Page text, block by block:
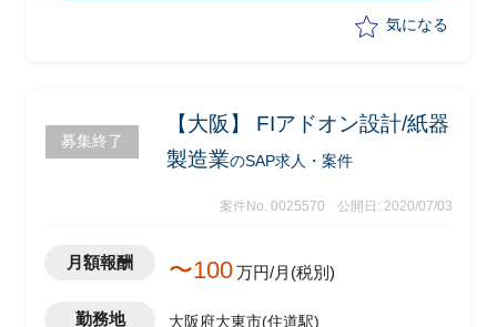
気になる
募集終了
【大阪】 FIアドオン設計/紙器
製造業のSAP求人・案件
案件No. 0025570 公開日: 2020/07/03
月額報酬 〜100万円/月(税別)
勤務地 大阪府大東市(住道駅)